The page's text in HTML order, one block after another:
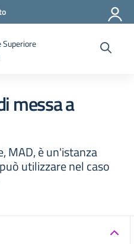
della scuola
messa a
MAD, è un'istanza
utilizzare nel caso